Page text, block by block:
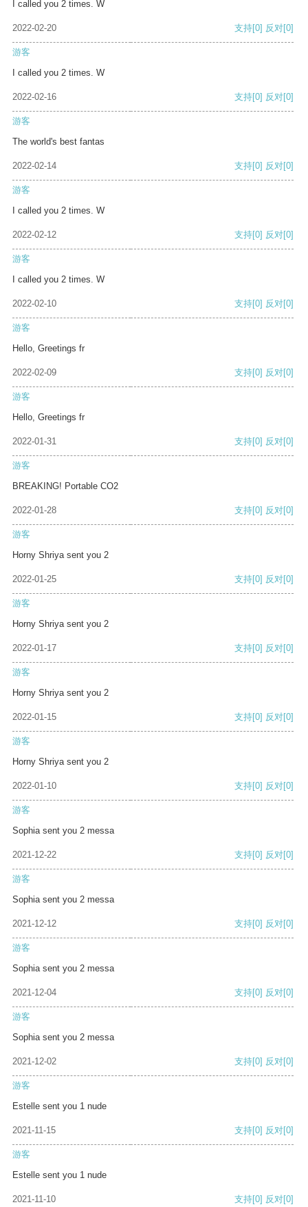
I called you 2 times. W
2022-02-20 支持[0] 反对[0]
游客
I called you 2 times. W
2022-02-16 支持[0] 反对[0]
游客
The world's best fantas
2022-02-14 支持[0] 反对[0]
游客
I called you 2 times. W
2022-02-12 支持[0] 反对[0]
游客
I called you 2 times. W
2022-02-10 支持[0] 反对[0]
游客
Hello, Greetings fr
2022-02-09 支持[0] 反对[0]
游客
Hello, Greetings fr
2022-01-31 支持[0] 反对[0]
游客
BREAKING! Portable CO2
2022-01-28 支持[0] 反对[0]
游客
Horny Shriya sent you 2
2022-01-25 支持[0] 反对[0]
游客
Horny Shriya sent you 2
2022-01-17 支持[0] 反对[0]
游客
Horny Shriya sent you 2
2022-01-15 支持[0] 反对[0]
游客
Horny Shriya sent you 2
2022-01-10 支持[0] 反对[0]
游客
Sophia sent you 2 messa
2021-12-22 支持[0] 反对[0]
游客
Sophia sent you 2 messa
2021-12-12 支持[0] 反对[0]
游客
Sophia sent you 2 messa
2021-12-04 支持[0] 反对[0]
游客
Sophia sent you 2 messa
2021-12-02 支持[0] 反对[0]
游客
Estelle sent you 1 nude
2021-11-15 支持[0] 反对[0]
游客
Estelle sent you 1 nude
2021-11-10 支持[0] 反对[0]